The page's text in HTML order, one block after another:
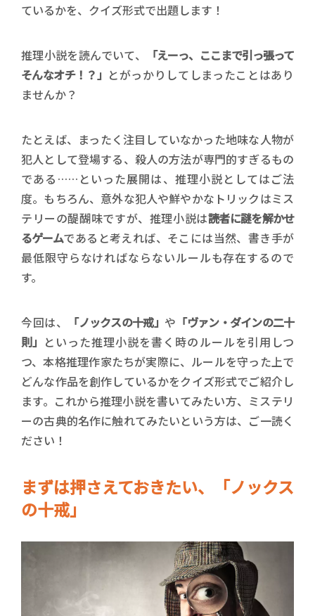
ているかを、クイズ形式で出題します！
推理小説を読んでいて、
「えーっ、ここまで引っ張って
そんなオチ！？」 とがっかりしてしまったことはあり
ませんか？
たとえば、まったく注目していなかった地味な人物が
犯人として登場する、殺人の方法が専門的すぎるもの
である……といった展開は、推理小説としてはご法
度。もちろん、意外な犯人や鮮やかなトリックはミス
テリーの醍醐味ですが、推理小説は読者に謎を解かせ
るゲームであると考えれば、そこには当然、書き手が
最低限守らなければならないルールも存在するので
す。
今回は、 「ノックスの十戒」 や 「ヴァン・ダインの二十
則」 といった推理小説を書く時のルールを引用しつ
つ、本格推理作家たちが実際に、ルールを守った上で
どんな作品を創作しているかをクイズ形式でご紹介し
ます。これから推理小説を書いてみたい方、ミステリ
ーの古典的名作に触れてみたいという方は、ご一読く
ださい！
まずは押さえておきたい、「ノックス
の十戒」